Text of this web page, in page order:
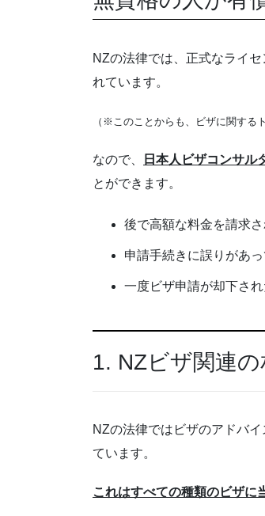
NZの法律では、正式なライ
れています。
（※このことからも、ビザに関する
なので、 日本人ビザコンサル
とができます。
後で高額な料金を請求さ
申請手続きに誤りがあ
一度ビザ申請が却下さ
1. NZビザ関連
NZの法律ではビザのアドバ
ています。
これはすべての種類のビザに